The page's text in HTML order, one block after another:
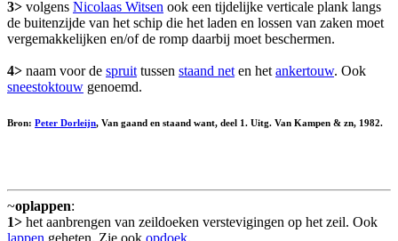
3> volgens Nicolaas Witsen ook een tijdelijke verticale plank langs
de buitenzijde van het schip die het laden en lossen van zaken moet
vergemakkelijken en/of de romp daarbij moet beschermen.
4> naam voor de spruit tussen staand net en het ankertouw. Ook
sneestoktouw genoemd.
Bron: Peter Dorleijn, Van gaand en staand want, deel 1. Uitg. Van Kampen & zn, 1982.
~oplappen:
1> het aanbrengen van zeildoeken verstevigingen op het zeil. Ook
lappen geheten. Zie ook opdoek.